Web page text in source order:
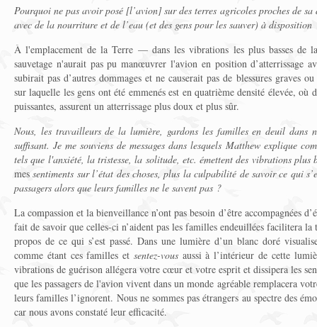
Pourquoi ne pas avoir posé [l’avion] sur des terres agricoles proches de
avec de la nourriture et de l’eau (et des gens pour les sauver) à disposition
À l'emplacement de la Terre — dans les vibrations les plus basses de
sauvetage n'aurait pas pu manœuvrer l'avion en position d’atterrissage
subirait pas d’autres dommages et ne causerait pas de blessures graves
sur laquelle les gens ont été emmenés est en quatrième densité élevée, où
puissantes, assurent un atterrissage plus doux et plus sûr.
Nous, les travailleurs de la lumière, gardons les familles en deuil dans
suffisant. Je me souviens de messages dans lesquels Matthew explique
tels que l'anxiété, la tristesse, la solitude, etc. émettent des vibrations plus
mes sentiments sur l’état des choses, plus la culpabilité de savoir ce qui
passagers alors que leurs familles ne le savent pas ?
La compassion et la bienveillance n’ont pas besoin d’être accompagnées
fait de savoir que celles-ci n’aident pas les familles endeuillées facilitera la
propos de ce qui s’est passé. Dans une lumière d’un blanc doré
comme étant ces familles et sentez-vousaussi à l’intérieur de cette
vibrations de guérison allégera votre cœur et votre esprit et dissipera les
que les passagers de l'avion vivent dans un monde agréable remplacera
leurs familles l’ignorent. Nous ne sommes pas étrangers au spectre des
car nous avons constaté leur efficacité.